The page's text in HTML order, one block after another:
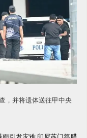
，并将遗体送往甲中央